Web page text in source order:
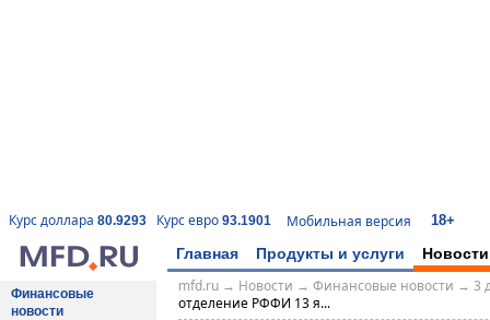
Курс доллара 80.9293 Курс евро 93.1901 Мобильная версия 18+
Главная Продукты и услуги Новости
Финансовые
новости
mfd.ru→ Новости → Финансовые новости → 3
отделение РФФИ 13 я...